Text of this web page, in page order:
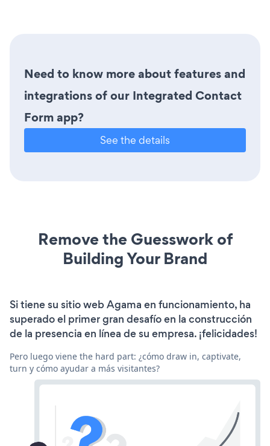
Need to know more about features and
integrations of our Integrated Contact
Form app?
See the details
Remove the Guesswork of
Building Your Brand
Si tiene su sitio web Agama en funcionamiento, ha
superado el primer gran desafío en la construcción
de la presencia en línea de su empresa. ¡felicidades!
Pero luego viene the hard part: ¿cómo draw in, captivate,
turn y cómo ayudar a más visitantes?